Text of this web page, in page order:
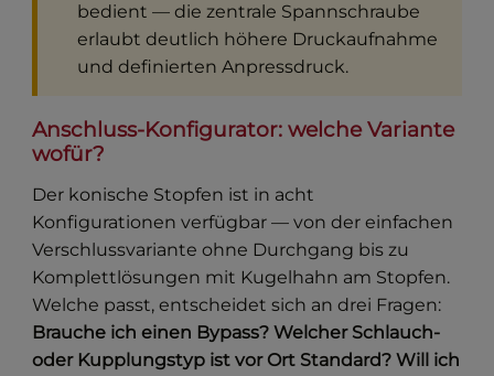
bedient — die zentrale Spannschraube
erlaubt deutlich höhere Druckaufnahme
und definierten Anpressdruck.
Anschluss-Konfigurator: welche Variante
wofür?
Der konische Stopfen ist in acht
Konfigurationen verfügbar — von der einfachen
Verschlussvariante ohne Durchgang bis zu
Komplettlösungen mit Kugelhahn am Stopfen.
Welche passt, entscheidet sich an drei Fragen:
Brauche ich einen Bypass? Welcher Schlauch-
oder Kupplungstyp ist vor Ort Standard? Will ich